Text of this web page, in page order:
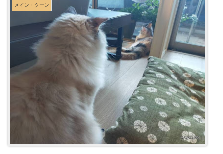
メイン・クーン